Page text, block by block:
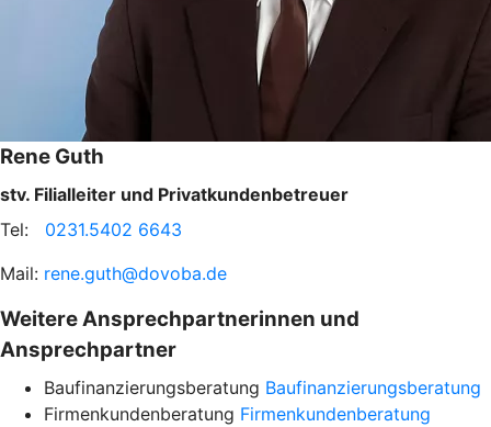
Rene Guth
stv. Filialleiter und Privatkundenbetreuer
Tel: 0231.5402 6643
Mail: rene.guth@dovoba.de
Weitere Ansprechpartnerinnen und
Ansprechpartner
Baufinanzierungsberatung Baufinanzierungsberatung
Firmenkundenberatung Firmenkundenberatung